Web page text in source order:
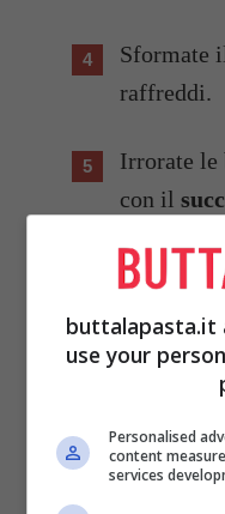
Sformate
raffreddi.
Irrorate le
con il
l’
Coprite la
banana,
crema.
buttalapasta.it
use your
Personalised
content
services